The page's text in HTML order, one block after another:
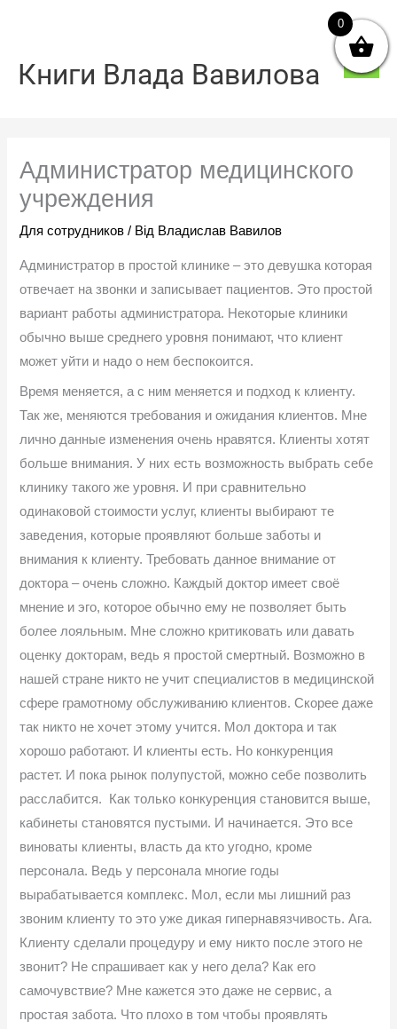
Книги Влада Вавилова
Администратор медицинского
учреждения
Для сотрудников / Від Владислав Вавилов
Администратор в простой клинике – это девушка которая
отвечает на звонки и записывает пациентов. Это простой
вариант работы администратора. Некоторые клиники
обычно выше среднего уровня понимают, что клиент
может уйти и надо о нем беспокоится.
Время меняется, а с ним меняется и подход к клиенту.
Так же, меняются требования и ожидания клиентов. Мне
лично данные изменения очень нравятся. Клиенты хотят
больше внимания. У них есть возможность выбрать себе
клинику такого же уровня. И при сравнительно
одинаковой стоимости услуг, клиенты выбирают те
заведения, которые проявляют больше заботы и
внимания к клиенту. Требовать данное внимание от
доктора – очень сложно. Каждый доктор имеет своё
мнение и эго, которое обычно ему не позволяет быть
более лояльным. Мне сложно критиковать или давать
оценку докторам, ведь я простой смертный. Возможно в
нашей стране никто не учит специалистов в медицинской
сфере грамотному обслуживанию клиентов. Скорее даже
так никто не хочет этому учится. Мол доктора и так
хорошо работают. И клиенты есть. Но конкуренция
растет. И пока рынок полупустой, можно себе позволить
расслабится. Как только конкуренция становится выше,
кабинеты становятся пустыми. И начинается. Это все
виноваты клиенты, власть да кто угодно, кроме
персонала. Ведь у персонала многие годы
вырабатывается комплекс. Мол, если мы лишний раз
звоним клиенту то это уже дикая гипернавязчивость. Ага.
Клиенту сделали процедуру и ему никто после этого не
звонит? Не спрашивает как у него дела? Как его
самочувствие? Мне кажется это даже не сервис, а
простая забота. Что плохо в том чтобы проявлять
0